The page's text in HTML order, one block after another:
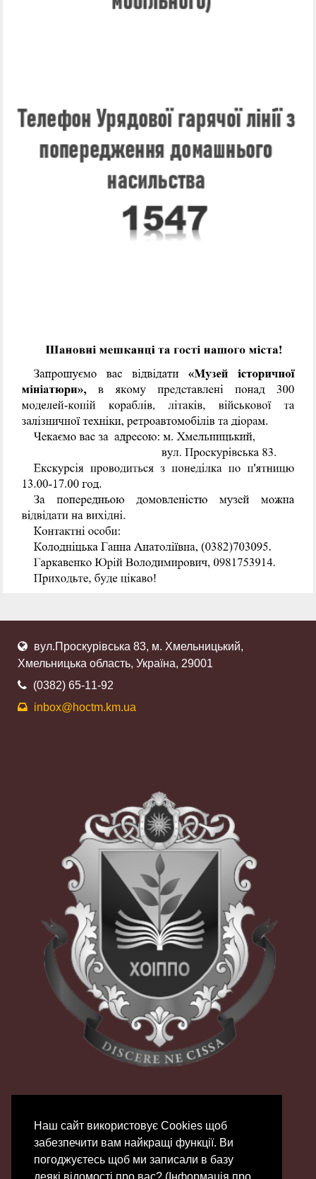
Наш сайт використовує Сookies щоб
забезпечити вам найкращі функції. Ви
погоджуєтесь щоб ми записали в базу
деякі відомості про вас? (Інформація про
вул.Проскурівська 83, м. Хмельницький,
Хмельницька область, Україна, 29001
(0382) 65-11-92
inbox@hoctm.km.ua